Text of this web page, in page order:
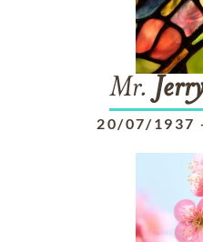
Mr. Jerry
20/07/1937